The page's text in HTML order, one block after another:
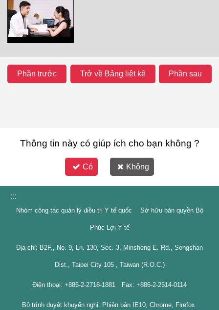
Phần trước Trở về Bảng liệt kê Phần sau
Thông tin này có giúp ích cho bạn không ?
Có Không
:::
Nhóm công tác quản lý điều trị Y tế quốc Sở hữu bản quyền Bộ
Phúc Lợi Y tế
Địa chỉ: B2F., No. 9, Ln. 130, Sec. 3, Minsheng E. Rd., Songshan
Dist., Taipei City 105 , Taiwan (R.O.C.)
Điện thoại: +886-2-2718-1881 Fax: +886-2-2514-0114
Bộ trình duyệt khuyến nghị: Phiên bản IE10, Chrome, Firefox